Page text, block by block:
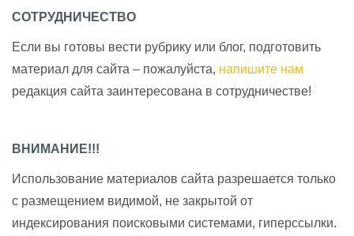
СОТРУДНИЧЕСТВО
Если вы готовы вести рубрику или блог, подготовить
материал для сайта – пожалуйста, напишите нам
редакция сайта заинтересована в сотрудничестве!
ВНИМАНИЕ!!!
Использование материалов сайта разрешается только
с размещением видимой, не закрытой от
индексирования поисковыми системами, гиперссылки.